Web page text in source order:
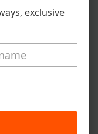
exclusive